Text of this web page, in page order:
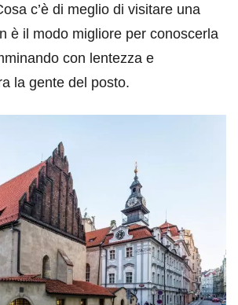
c’è di meglio di visitare una
è il modo migliore per conoscerla
con lentezza e
la gente del posto.